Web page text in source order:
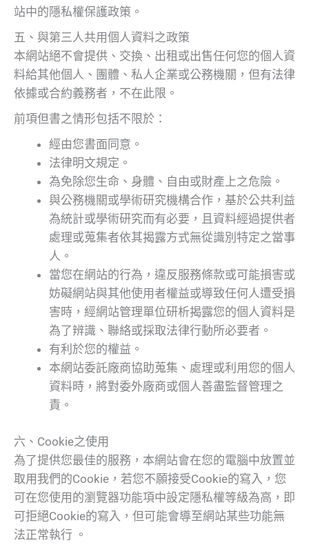
站中的隱私權保護政策。
五、與第三人共用個人資料之政策
本網站絕不會提供、交換、出租或出售任何您的個人資
料給其他個人、團體、私人企業或公務機關，但有法律
依據或合約義務者，不在此限。
前項但書之情形包括不限於：
經由您書面同意。
法律明文規定。
為免除您生命、身體、自由或財產上之危險。
與公務機關或學術研究機構合作，基於公共利益
為統計或學術研究而有必要，且資料經過提供者
處理或蒐集者依其揭露方式無從識別特定之當事
人。
當您在網站的行為，違反服務條款或可能損害或
妨礙網站與其他使用者權益或導致任何人遭受損
害時，經網站管理單位研析揭露您的個人資料是
為了辨識、聯絡或採取法律行動所必要者。
有利於您的權益。
本網站委託廠商協助蒐集、處理或利用您的個人
資料時，將對委外廠商或個人善盡監督管理之
責。
六、Cookie之使用
為了提供您最佳的服務，本網站會在您的電腦中放置並
取用我們的Cookie，若您不願接受Cookie的寫入，您
可在您使用的瀏覽器功能項中設定隱私權等級為高，即
可拒絕Cookie的寫入，但可能會導至網站某些功能無
法正常執行 。